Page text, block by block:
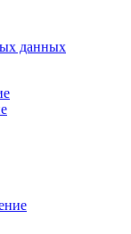
данных